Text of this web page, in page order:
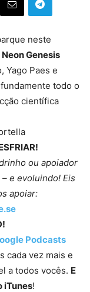
neste
Genesis
Yago Paes e
todo o
científica
ou apoiador
e evoluindo! Eis
apoiar:
Podcasts
cada vez mais e
a todos vocês. E
iTunes!